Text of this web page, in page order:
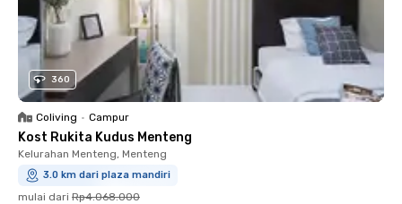
360
Coliving • Campur
Kost Rukita Kudus Menteng
Kelurahan Menteng, Menteng
3.0 km dari plaza mandiri
mulai dari Rp4.068.000